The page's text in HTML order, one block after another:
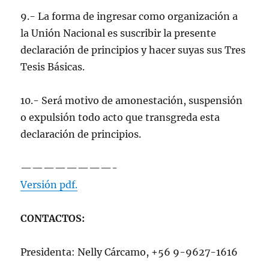
9.- La forma de ingresar como organización a
la Unión Nacional es suscribir la presente
declaración de principios y hacer suyas sus Tres
Tesis Básicas.
10.- Será motivo de amonestación, suspensión
o expulsión todo acto que transgreda esta
declaración de principios.
————————-
Versión pdf.
CONTACTOS:
Presidenta: Nelly Cárcamo, +56 9-9627-1616